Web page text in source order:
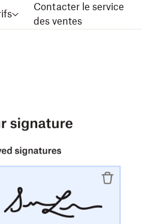
Contacter le service
des ventes